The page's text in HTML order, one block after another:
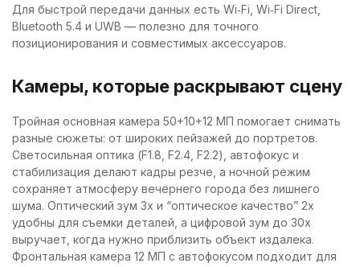
Для быстрой передачи данных есть Wi‑Fi, Wi‑Fi Direct,
Bluetooth 5.4 и UWB — полезно для точного
позиционирования и совместимых аксессуаров.
Камеры, которые раскрывают сцену
Тройная основная камера 50+10+12 МП помогает снимать
разные сюжеты: от широких пейзажей до портретов.
Светосильная оптика (F1.8, F2.4, F2.2), автофокус и
стабилизация делают кадры резче, а ночной режим
сохраняет атмосферу вечернего города без лишнего
шума. Оптический зум 3x и “оптическое качество” 2x
удобны для съемки деталей, а цифровой зум до 30x
выручает, когда нужно приблизить объект издалека.
Фронтальная камера 12 МП с автофокусом подходит для